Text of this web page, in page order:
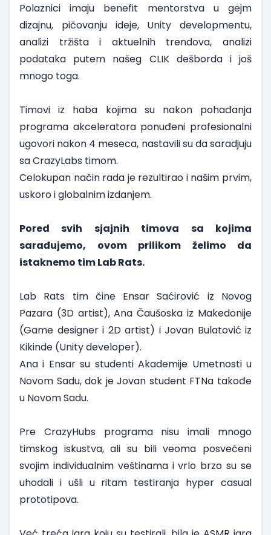
Polaznici imaju benefit mentorstva u gejm
dizajnu, pičovanju ideje, Unity developmentu,
analizi tržišta i aktuelnih trendova, analizi
podataka putem našeg CLIK dešborda i još
mnogo toga.
Timovi iz haba kojima su nakon pohađanja
programa akceleratora ponuđeni profesionalni
ugovori nakon 4 meseca, nastavili su da saradjuju
sa CrazyLabs timom.
Celokupan način rada je rezultirao i našim prvim,
uskoro i globalnim izdanjem.
Pored svih sjajnih timova sa kojima
sarađujemo, ovom prilikom želimo da
istaknemo tim Lab Rats.
Lab Rats tim čine Ensar Saćirović iz Novog
Pazara (3D artist), Ana Čaušoska iz Makedonije
(Game designer i 2D artist) i Jovan Bulatović iz
Kikinde (Unity developer).
Ana i Ensar su studenti Akademije Umetnosti u
Novom Sadu, dok je Jovan student FTNa takođe
u Novom Sadu.
Pre CrazyHubs programa nisu imali mnogo
timskog iskustva, ali su bili veoma posvećeni
svojim individualnim veštinama i vrlo brzo su se
uhodali i ušli u ritam testiranja hyper casual
prototipova.